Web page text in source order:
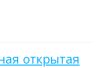
открытая